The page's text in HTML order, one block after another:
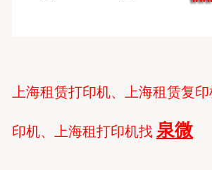
上海租赁打印机、上海租赁复
印机、上海租打印机找 泉微